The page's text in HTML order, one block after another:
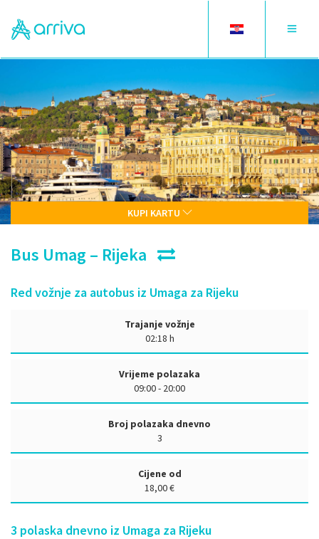
Toggle
Toggle
KUPI KARTU
Bus Umag – Rijeka
Red vožnje za autobus iz Umaga za Rijeku
Trajanje vožnje
02:18 h
Vrijeme polazaka
09:00 - 20:00
Broj polazaka dnevno
3
Cijene od
18,00 €
3 polaska dnevno iz Umaga za Rijeku